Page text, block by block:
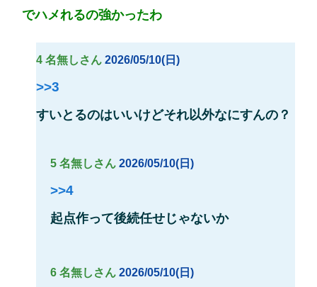
でハメれるの強かったわ
4 名無しさん 2026/05/10(日)
>>3
すいとるのはいいけどそれ以外なにすんの？
5 名無しさん 2026/05/10(日)
>>4
起点作って後続任せじゃないか
6 名無しさん 2026/05/10(日)